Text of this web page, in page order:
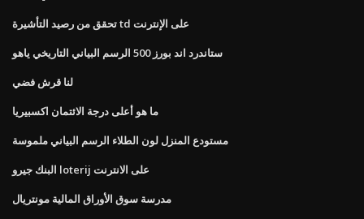
تحقق من رصيد التأشيرة td على الإنترنت
ستاندرد اند بورز 500 الرسم البياني التاريخي ياهو
لنا قرش فضي
ما هو أعلى درجة الائتمان اكسبيريا
مستودع المنزل لون الطلاء الرسم البياني ملموسة
البنك جيرو loterij على الانترنت
مدرسة سوق الأوراق المالية مونتريال